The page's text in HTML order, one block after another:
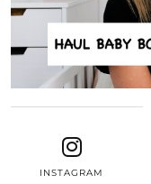
INSTAGRAM